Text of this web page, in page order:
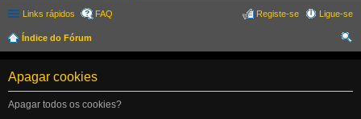
Links rápidos FAQ Ligue-se
Registe-se
Índice do Fórum
Apagar cookies
Apagar todos os cookies?